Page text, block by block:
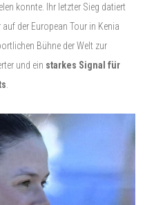
konnte. Ihr letzter Sieg datiert
der European Tour in Kenia
Bühne der Welt zur
und ein starkes Signal für